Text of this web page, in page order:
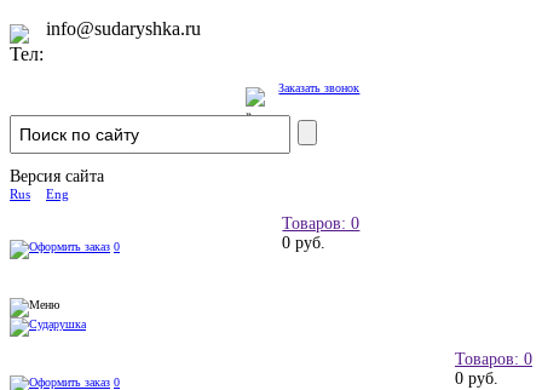
info@sudaryshka.ru
Заказать звонок
Версия сайта
Rus Eng
Товаров: 0
0 руб.
0
Товаров: 0
0 руб.
0